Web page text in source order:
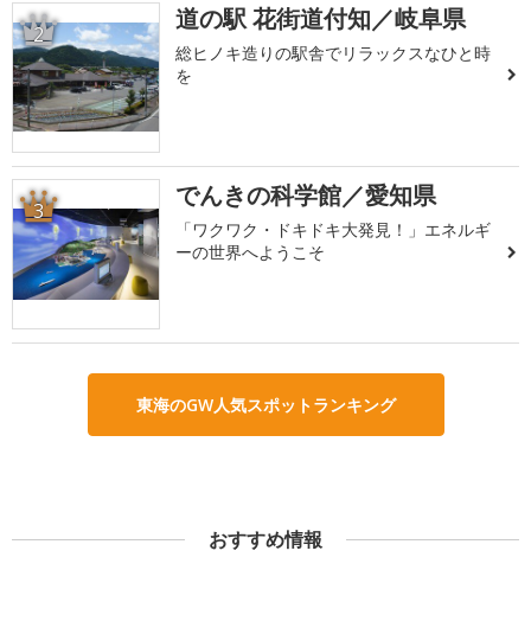
2 道の駅 花街道付知／岐阜県
総ヒノキ造りの駅舎でリラックスなひと時
を
3 でんきの科学館／愛知県
「ワクワク・ドキドキ大発見！」エネルギ
ーの世界へようこそ
東海のGW人気スポットランキング
おすすめ情報